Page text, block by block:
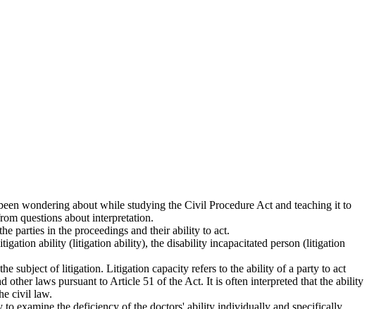
wondering about while studying the Civil Procedure Act and teaching it to
questions about interpretation.
parties in the proceedings and their ability to act.
ability (litigation ability), the disability incapacitated person (litigation
subject of litigation. Litigation capacity refers to the ability of a party to act
laws pursuant to Article 51 of the Act. It is often interpreted that the ability
civil law.
examine the deficiency of the doctors' ability individually and specifically